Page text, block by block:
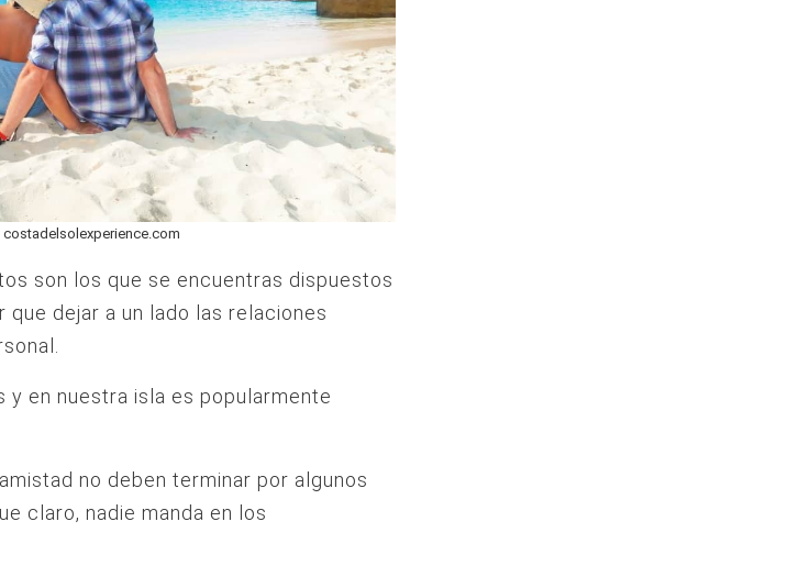
costadelsolexperience.com
son los que se encuentras dispuestos
dejar a un lado las relaciones
y en nuestra isla es popularmente
no deben terminar por algunos
claro, nadie manda en los